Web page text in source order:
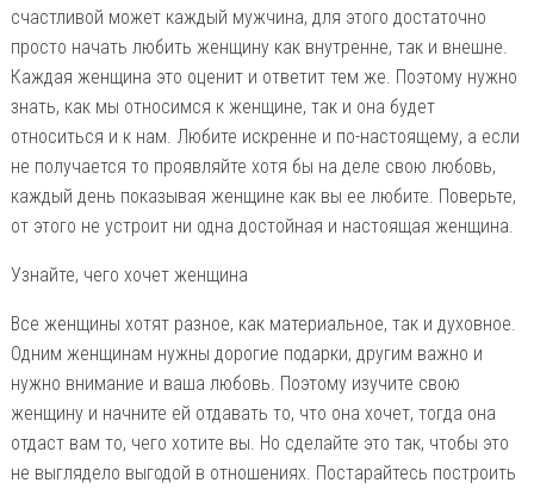
счастливой может каждый мужчина, для этого достаточно
просто начать любить женщину как внутренне, так и внешне.
Каждая женщина это оценит и ответит тем же. Поэтому нужно
знать, как мы относимся к женщине, так и она будет
относиться и к нам. Любите искренне и по-настоящему, а если
не получается то проявляйте хотя бы на деле свою любовь,
каждый день показывая женщине как вы ее любите. Поверьте,
от этого не устроит ни одна достойная и настоящая женщина.
Узнайте, чего хочет женщина
Все женщины хотят разное, как материальное, так и духовное.
Одним женщинам нужны дорогие подарки, другим важно и
нужно внимание и ваша любовь. Поэтому изучите свою
женщину и начните ей отдавать то, что она хочет, тогда она
отдаст вам то, чего хотите вы. Но сделайте это так, чтобы это
не выглядело выгодой в отношениях. Постарайтесь построить